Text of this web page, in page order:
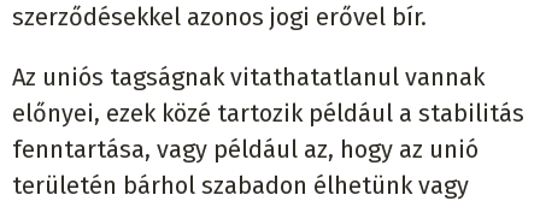
szerződésekkel azonos jogi erővel bír.
Az uniós tagságnak vitathatatlanul vannak
előnyei, ezek közé tartozik például a stabilitás
fenntartása, vagy például az, hogy az unió
területén bárhol szabadon élhetünk vagy